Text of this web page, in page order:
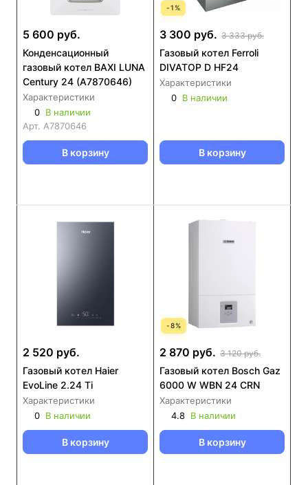
5 600 руб.
Конденсационный
газовый котел BAXI LUNA
Century 24 (А7870646)
Характеристики
0 В наличии
Арт. А7870646
В корзину
-1%
3 300 руб. 3 333 руб.
Газовый котел Ferroli
DIVATOP D HF24
Характеристики
0 В наличии
В корзину
2 520 руб.
Газовый котел Haier
EvoLine 2.24 Ti
Характеристики
0 В наличии
В корзину
-8%
2 870 руб. 3 120 руб.
Газовый котел Bosch Gaz
6000 W WBN 24 CRN
Характеристики
4.8 В наличии
В корзину